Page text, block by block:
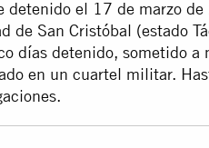
detenido el 17 de marzo
de San Cristóbal (estado
días detenido, sometido
en un cuartel militar.